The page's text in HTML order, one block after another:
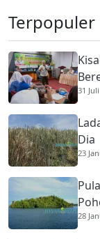
Terpopuler
31
Dia
23
28